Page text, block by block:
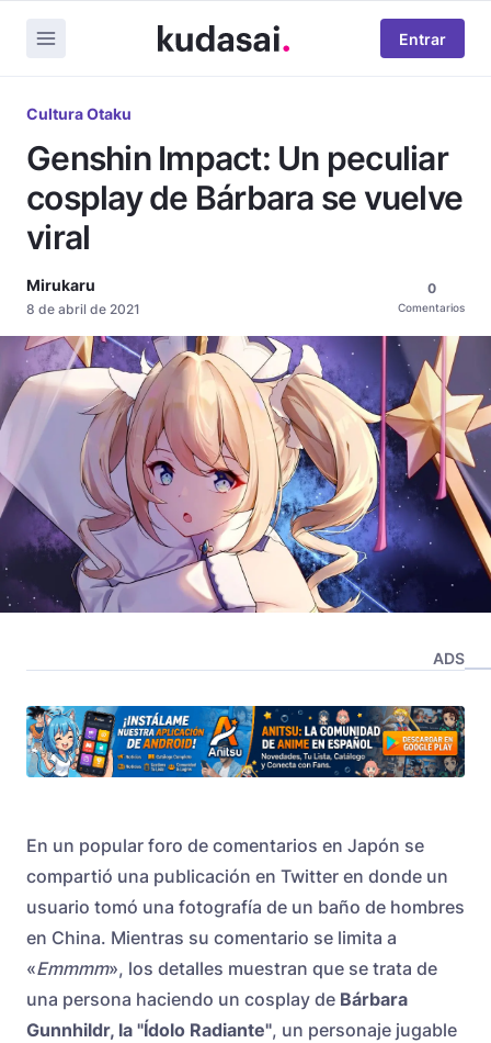
Entrar
Cultura Otaku
Genshin Impact: Un peculiar
cosplay de Bárbara se vuelve
viral
Mirukaru
8 de abril de 2021
0
Comentarios
ADS
En un popular foro de comentarios en Japón se
compartió una publicación en Twitter en donde un
usuario tomó una fotografía de un baño de hombres
en China. Mientras su comentario se limita a
«Emmmm», los detalles muestran que se trata de
una persona haciendo un cosplay de Bárbara
Gunnhildr, la "Ídolo Radiante", un personaje jugable